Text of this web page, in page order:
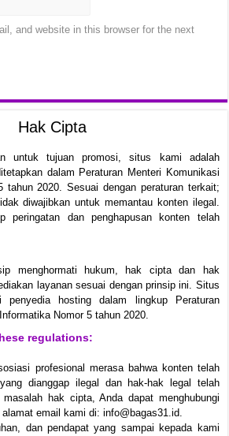
and website in this browser for the next
Hak Cipta
untuk tujuan promosi, situs kami adalah
dalam Peraturan Menteri Komunikasi
tahun 2020. Sesuai dengan peraturan terkait;
diwajibkan untuk memantau konten ilegal.
peringatan dan penghapusan konten telah
menghormati hukum, hak cipta dan hak
layanan sesuai dengan prinsip ini. Situs
penyedia hosting dalam lingkup Peraturan
Nomor 5 tahun 2020.
regulations:
profesional merasa bahwa konten telah
dianggap ilegal dan hak-hak legal telah
hak cipta, Anda dapat menghubungi
email kami di: info@bagas31.id.
dan pendapat yang sampai kepada kami